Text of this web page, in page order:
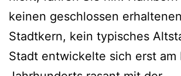
e
l
d
keinen geschlossen
Stadtkern, kein typisches
Stadt entwickelte sich erst am